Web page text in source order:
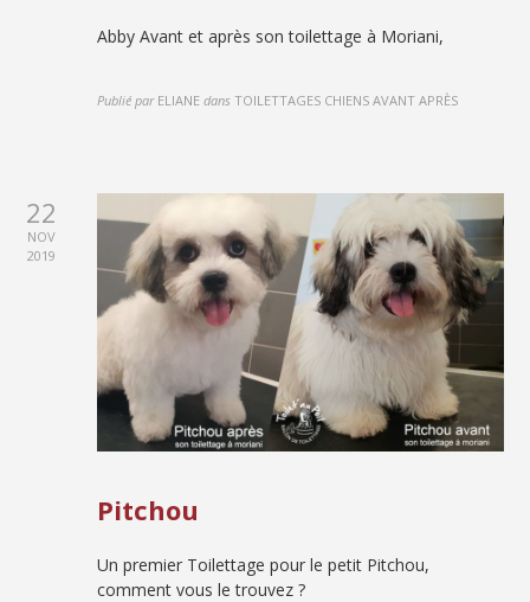
Abby Avant et après son toilettage à Moriani,
Publié par ELIANE dans TOILETTAGES CHIENS AVANT APRÈS
22
NOV
2019
Pitchou
Un premier Toilettage pour le petit Pitchou,
comment vous le trouvez ?